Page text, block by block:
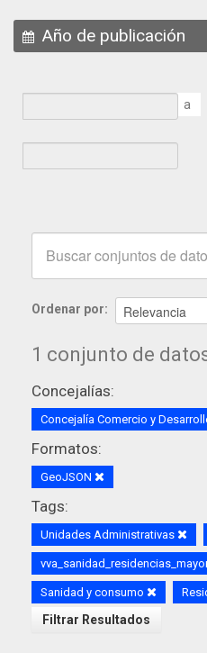
Año de publicación
a
Ordenar por
1 conjunto de
Concejalías:
Concejalía Comercio y
Formatos:
GeoJSON
Tags:
Unidades Administrativas
Sanidad y consumo
Filtrar Resultados